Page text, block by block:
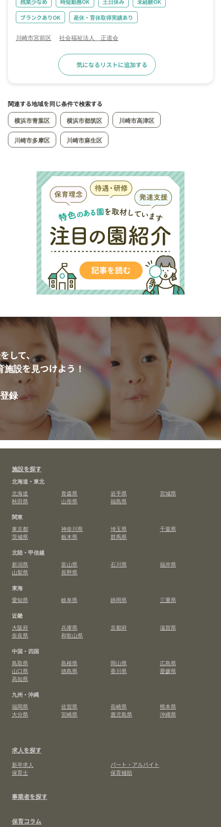
ブランクありOK
産休・育休取得実績あり
川崎市宮前区 社会福祉法人 正道会
気になるリストに追加する
関連する地域を同じ条件で検索する
横浜市青葉区
横浜市都筑区 川崎市高津区
川崎市多摩区 川崎市麻生区
して、
設を見つけよう！
録
施設を探す
北海道・東北
北海道
青森県 岩手県
宮城県
秋田県
山形県
福島県
関東
東京都
神奈川県 埼玉県
千葉県
茨城県
栃木県
群馬県
北陸・甲信越
新潟県
富山県 石川県
福井県
山梨県
長野県
東海
愛知県
岐阜県 静岡県
三重県
近畿
大阪府
兵庫県 京都府
滋賀県
奈良県
和歌山県
中国・四国
鳥取県
島根県 岡山県
広島県
山口県
徳島県 香川県
愛媛県
高知県
九州・沖縄
福岡県
佐賀県 長崎県
熊本県
大分県
宮崎県 鹿児島県 沖縄県
求人を探す
新卒求人
パート・アルバイト
保育士
保育補助
事業者を探す
保育コラム